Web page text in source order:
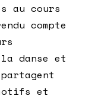
au cours
compte
danse et
et